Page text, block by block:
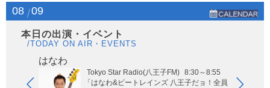
08 09
本日の出演・イベント
/TODAY ON AIR・EVENTS
はなわ
Tokyo Star Radio(八王子FM) 8:30～8:55
「はなわ&ビートレインズ 八王子だョ！全員